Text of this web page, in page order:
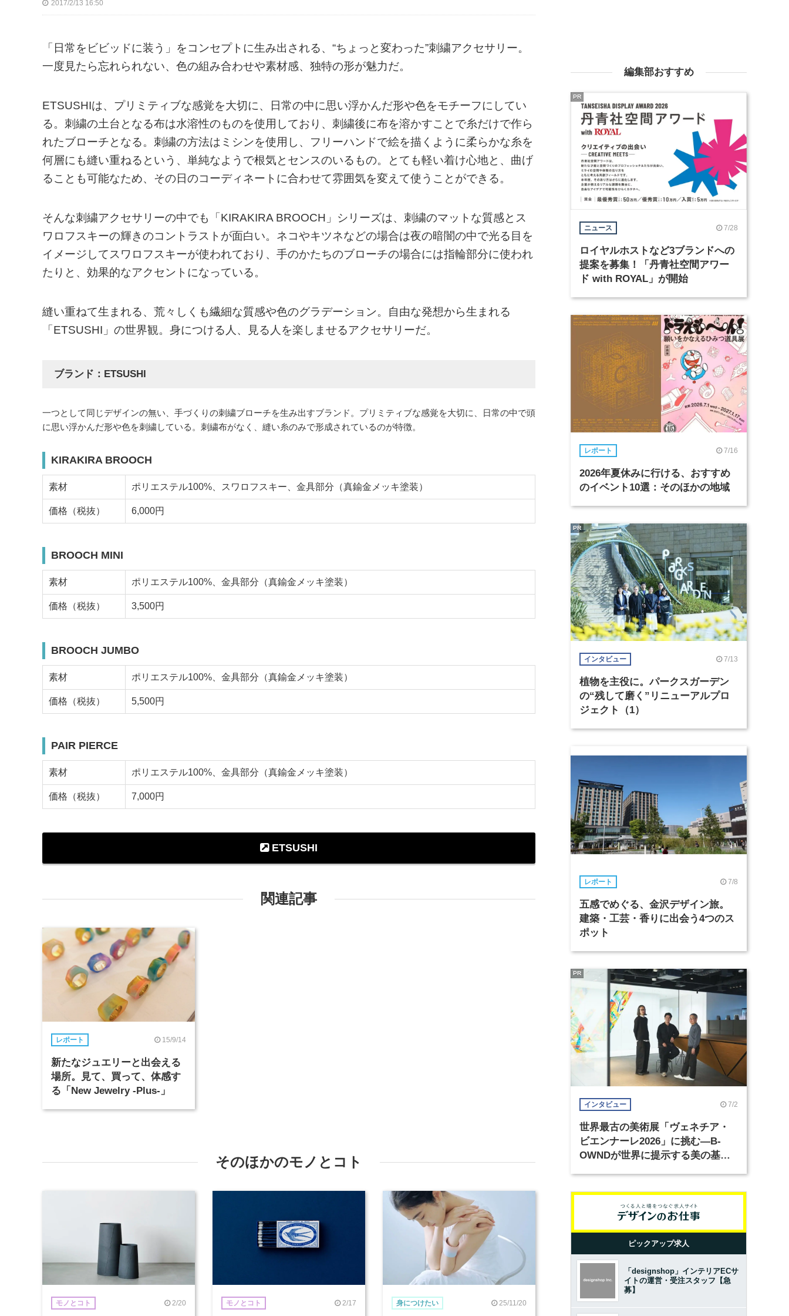
2017/2/13 16:50
「日常をビビッドに装う」をコンセプトに生み出される、“ちょっと変わった”刺繍アクセサリー。
一度見たら忘れられない、色の組み合わせや素材感、独特の形が魅力だ。
ETSUSHIは、プリミティブな感覚を大切に、日常の中に思い浮かんだ形や色をモチーフにしてい
る。刺繍の土台となる布は水溶性のものを使用しており、刺繍後に布を溶かすことで糸だけで作ら
れたブローチとなる。刺繍の方法はミシンを使用し、フリーハンドで絵を描くように柔らかな糸を
何層にも縫い重ねるという、単純なようで根気とセンスのいるもの。とても軽い着け心地と、曲げ
ることも可能なため、その日のコーディネートに合わせて雰囲気を変えて使うことができる。
そんな刺繍アクセサリーの中でも「KIRAKIRA BROOCH」シリーズは、刺繍のマットな質感とス
ワロフスキーの輝きのコントラストが面白い。ネコやキツネなどの場合は夜の暗闇の中で光る目を
イメージしてスワロフスキーが使われており、手のかたちのブローチの場合には指輪部分に使われ
たりと、効果的なアクセントになっている。
縫い重ねて生まれる、荒々しくも繊細な質感や色のグラデーション。自由な発想から生まれる
「ETSUSHI」の世界観。身につける人、見る人を楽しませるアクセサリーだ。
ブランド：ETSUSHI
一つとして同じデザインの無い、手づくりの刺繍ブローチを生み出すブランド。プリミティブな感覚を大切に、日常の中で頭
に思い浮かんだ形や色を刺繍している。刺繍布がなく、縫い糸のみで形成されているのが特徴。
KIRAKIRA BROOCH
素材 ポリエステル100%、スワロフスキー、金具部分（真鍮金メッキ塗装）
価格（税抜） 6,000円
BROOCH MINI
素材 ポリエステル100%、金具部分（真鍮金メッキ塗装）
価格（税抜） 3,500円
BROOCH JUMBO
素材 ポリエステル100%、金具部分（真鍮金メッキ塗装）
価格（税抜） 5,500円
PAIR PIERCE
素材 ポリエステル100%、金具部分（真鍮金メッキ塗装）
価格（税抜） 7,000円
ETSUSHI
関連記事
レポート 15/9/14
新たなジュエリーと出会える
場所。見て、買って、体感す
る「New Jewelry -Plus-」
そのほかのモノとコト
モノとコト 2/20 モノとコト 2/17 身につけたい 25/11/20
編集部おすすめ
ニュース 7/28
ロイヤルホストなど3ブランドへの
提案を募集！「丹青社空間アワー
ド with ROYAL」が開始
PR
レポート 7/16
2026年夏休みに行ける、おすすめ
のイベント10選：そのほかの地域
インタビュー 7/13
植物を主役に。パークスガーデン
の“残して磨く”リニューアルプロ
ジェクト（1）
PR
レポート 7/8
五感でめぐる、金沢デザイン旅。
建築・工芸・香りに出会う4つのス
ポット
インタビュー 7/2
世界最古の美術展「ヴェネチア・
ビエンナーレ2026」に挑む―B-
OWNDが世界に提示する美の基準
PR
ピックアップ求人
「designshop」インテリアECサ
イトの運営・受注スタッフ【急
募】